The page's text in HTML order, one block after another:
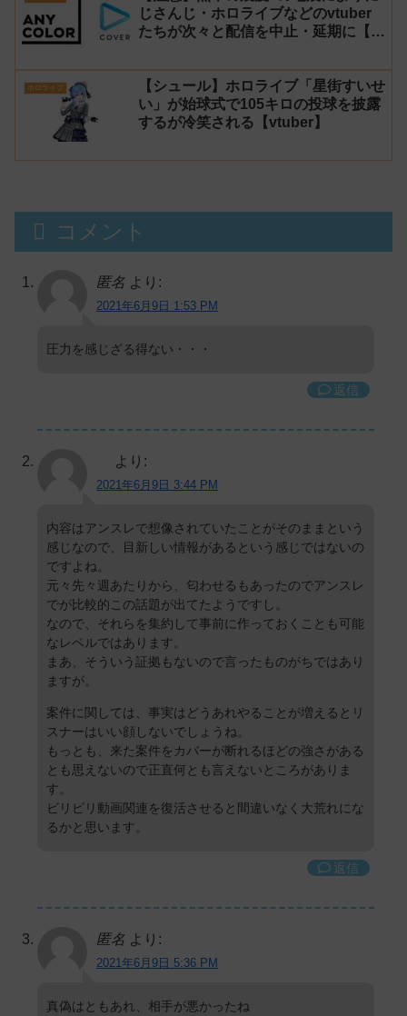
じさんじ・ホロライブなどのvtuber
たちが次々と配信を中止・延期に【不
ホロライブ
【シュール】ホロライブ「星街すいせ
い」が始球式で105キロの投球を披露
するが冷笑される【vtuber】
コメント
匿名 より:
2021年6月9日 1:53 PM
圧力を感じざる得ない・・・
返信
より:
2021年6月9日 3:44 PM
内容はアンスレで想像されていたことがそのままという
感じなので、目新しい情報があるという感じではないの
ですよね。
元々先々週あたりから、匂わせるもあったのでアンスレ
でが比較的この話題が出てたようですし。
なので、それらを集約して事前に作っておくことも可能
なレベルではあります。
まあ、そういう証拠もないので言ったものがちではあり
ますが。
案件に関しては、事実はどうあれやることが増えるとリ
スナーはいい顔しないでしょうね。
もっとも、来た案件をカバーが断れるほどの強さがある
とも思えないので正直何とも言えないところがありま
す。
ビリビリ動画関連を復活させると間違いなく大荒れにな
るかと思います。
返信
匿名 より:
2021年6月9日 5:36 PM
真偽はともあれ、相手が悪かったね